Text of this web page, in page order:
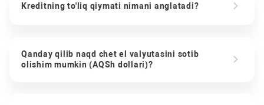
Kreditning to'liq qiymati nimani anglatadi?
Qanday qilib naqd chet el valyutasini sotib
olishim mumkin (AQSh dollari)?